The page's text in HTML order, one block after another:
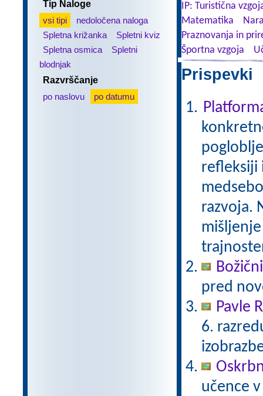
Tip Naloge
vsi tipi
nedoločena naloga
Spletna križanka
Spletni kviz
Spletna osmica
Spletni
blodnjak
Razvrščanje
po naslovu
po datumu
IP: Turistična
Matematika
Praznovanja in
Športna vzgoja
Prispevki
refleksiji
razvoja.
pred
Pavle
6.
učence